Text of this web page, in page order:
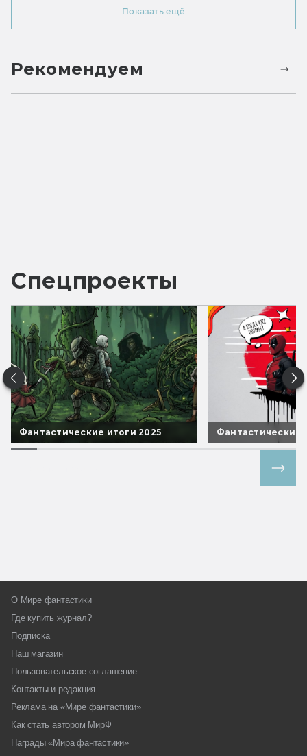
Показать ещё
Рекомендуем
Спецпроекты
Фантастические итоги 2025 Фантастические
О Мире фантастики
Где купить журнал?
Подписка
Наш магазин
Пользовательское соглашение
Контакты и редакция
Реклама на «Мире фантастики»
Как стать автором МирФ
Награды «Мира фантастики»